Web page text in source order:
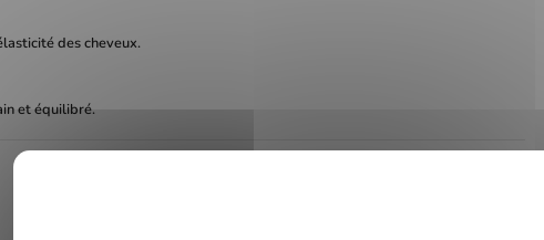
des cheveux.
et équilibré.